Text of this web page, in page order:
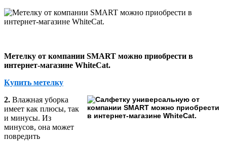
Метелку от компании SMART можно приобрести в
интернет-магазине WhiteCat.
Купить метелку
2. Влажная уборка
имеет как плюсы, так
и минусы. Из
минусов, она может
повредить